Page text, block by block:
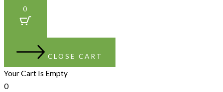
0
CLOSE CART
Your Cart Is Empty
0